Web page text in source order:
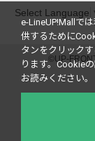
Select Language
©UP-
e-LineUP!Mallで
供するために
タンをクリック
ります。Cookie
お読みください。